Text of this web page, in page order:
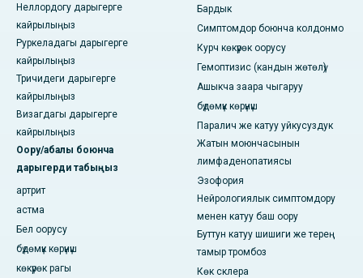
Неллордогу дарыгерге
кайрылыңыз
Руркеладагы дарыгерге
кайрылыңыз
Тричидеги дарыгерге
кайрылыңыз
Визагдагы дарыгерге
кайрылыңыз
Оору/абалы боюнча
дарыгерди табыңыз
артрит
астма
Бел оорусу
бүдөмүк көрүнүш
көкүрөк рагы
Бардык
Симптомдор боюнча колдонмо
Курч көкүрөк оорусу
Гемоптизис (кандын жөтөлү)
Ашыкча заара чыгаруу
бүдөмүк көрүнүш
Паралич же катуу уйкусуздук
Жатын моюнчасынын
лимфаденопатиясы
Эзофория
Нейрологиялык симптомдору
менен катуу баш оору
Буттун катуу шишиги же терең
тамыр тромбоз
Көк склера